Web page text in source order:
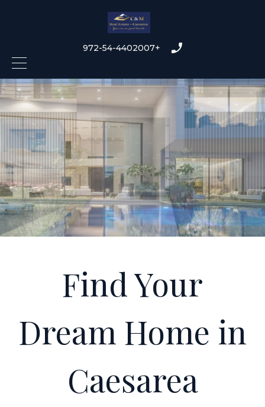
+972-54-4402007
Find Your
Dream Home in
Caesarea